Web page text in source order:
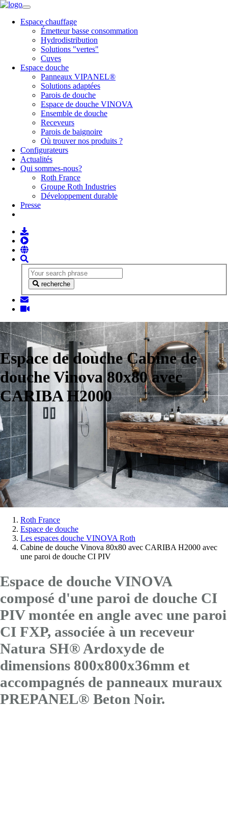
Espace chauffage
Émetteur basse consommation
Hydrodistribution
Solutions "vertes"
Cuves
Espace douche
Panneaux VIPANEL®
Solutions adaptées
Parois de douche
Espace de douche VINOVA
Ensemble de douche
Receveurs
Parois de baignoire
Où trouver nos produits ?
Configurateurs
Actualités
Qui sommes-nous?
Roth France
Groupe Roth Industries
Développement durable
Presse
recherche
Espace de douche Cabine de
douche Vinova 80x80 avec
CARIBA H2000
Vous
êtes
Roth France
Espace de douche
Les espaces douche VINOVA Roth
Cabine de douche Vinova 80x80 avec CARIBA H2000 avec
une paroi de douche CI PIV
Espace de douche VINOVA
composé d'une paroi de douche CI
PIV montée en angle avec une paroi
CI FXP, associée à un receveur
Natura SH® Ardoxyde de
dimensions 800x800x36mm et
accompagnés de panneaux muraux
PREPANEL® Beton Noir.